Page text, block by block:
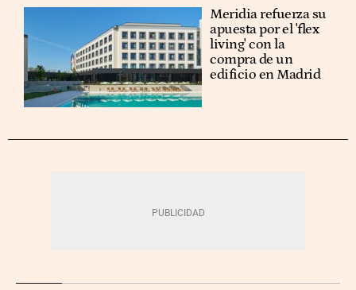
Meridia refuerza su
apuesta por el 'flex
living' con la
compra de un
edificio en Madrid